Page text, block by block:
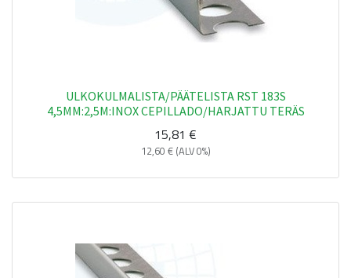
ULKOKULMALISTA/PÄÄTELISTA RST 183S
4,5MM:2,5M:INOX CEPILLADO/HARJATTU TERÄS
15,81 €
12,60 € (ALV 0%)